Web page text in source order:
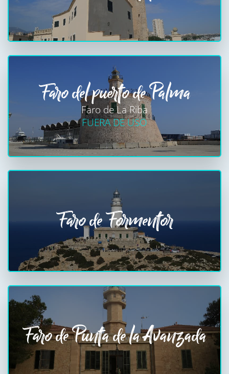
Faro del puerto de Palma
Faro de La Riba
FUERA DE USO
Faro de Formentor
Faro de Punta de la Avanzada